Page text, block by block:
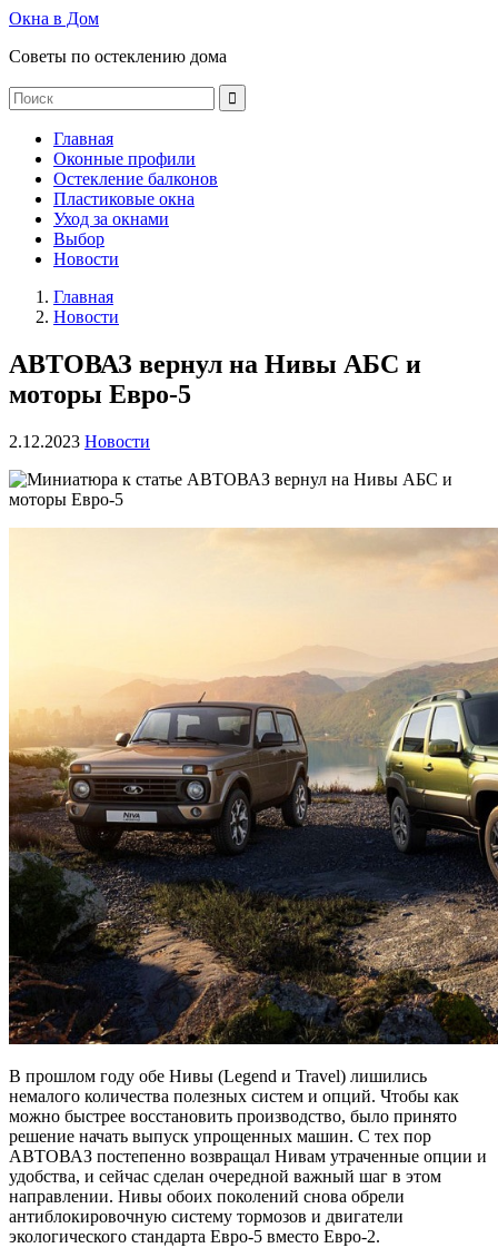
Окна в Дом
Советы по остеклению дома
Главная
Оконные профили
Остекление балконов
Пластиковые окна
Уход за окнами
Выбор
Новости
Главная
Новости
АВТОВАЗ вернул на Нивы АБС и
моторы Евро-5
2.12.2023 Новости
В прошлом году обе Нивы (Legend и Travel) лишились
немалого количества полезных систем и опций. Чтобы как
можно быстрее восстановить производство, было принято
решение начать выпуск упрощенных машин. С тех пор
АВТОВАЗ постепенно возвращал Нивам утраченные опции и
удобства, и сейчас сделан очередной важный шаг в этом
направлении. Нивы обоих поколений снова обрели
антиблокировочную систему тормозов и двигатели
экологического стандарта Евро-5 вместо Евро-2.